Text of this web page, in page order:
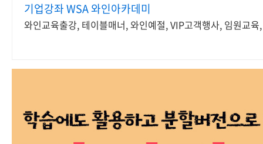
기업강좌 WSA 와인아카데미
와인교육출강, 테이블매너, 와인예절, VIP고객행사, 임원교